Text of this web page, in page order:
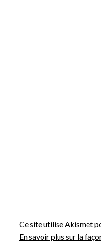
Ce site utilise Akismet
En savoir plus sur la